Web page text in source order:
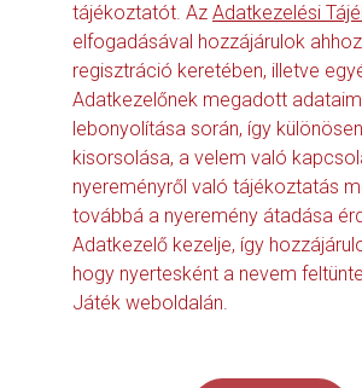
tájékoztatót. Az Adatkezelési
elfogadásával hozzájárulok
regisztráció keretében, illetve
Adatkezelőnek megadott
lebonyolítása során, így
kisorsolása, a velem való
nyereményről való tájékoztatás
továbbá a nyeremény átadása
Adatkezelő kezelje, így
hogy nyertesként a nevem
Játék weboldalán.